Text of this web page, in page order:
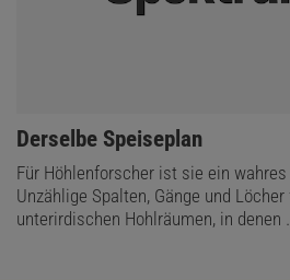
:
Derselbe Speiseplan
Für Höhlenforscher ist sie ein wahres
Unzählige Spalten, Gänge und
unterirdischen Hohlräumen, in denen